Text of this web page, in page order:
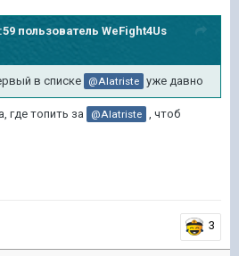
пользователь WeFight4Us
в списке @Alatriste уже давно
где топить за @Alatriste
, чтоб
3